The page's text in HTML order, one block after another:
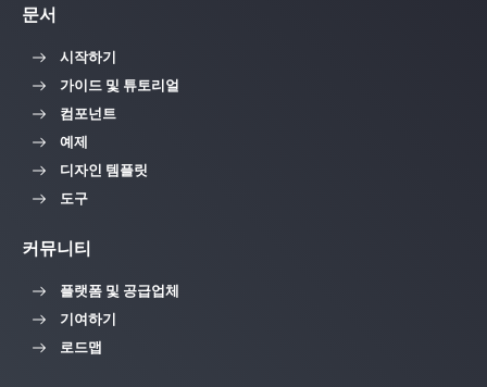
문서
시작하기
가이드 및 튜토리얼
컴포넌트
예제
디자인 템플릿
도구
커뮤니티
플랫폼 및 공급업체
기여하기
로드맵